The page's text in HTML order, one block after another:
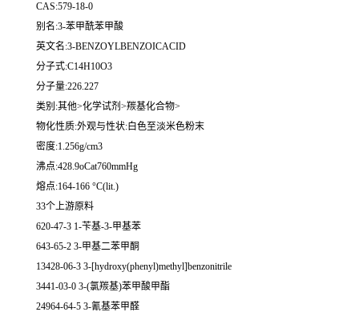
CAS:579-18-0
别名:3-苯甲酰苯甲酸
英文名:3-BENZOYLBENZOICACID
分子式:C14H10O3
分子量:226.227
类别:其他>化学试剂>羰基化合物>
物化性质:外观与性状:白色至淡米色粉末
密度:1.256g/cm3
沸点:428.9oCat760mmHg
熔点:164-166 °C(lit.)
33个上游原料
620-47-3 1-苄基-3-甲基苯
643-65-2 3-甲基二苯甲酮
13428-06-3 3-[hydroxy(phenyl)methyl]benzonitrile
3441-03-0 3-(氯羰基)苯甲酸甲酯
24964-64-5 3-氰基苯甲醛